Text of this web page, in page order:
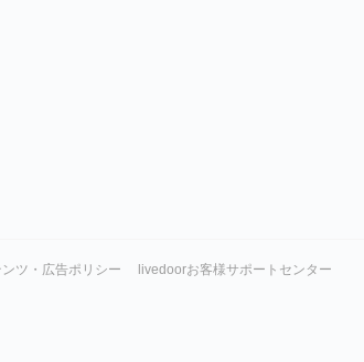
ンツ・広告ポリシー livedoorお客様サポートセンター